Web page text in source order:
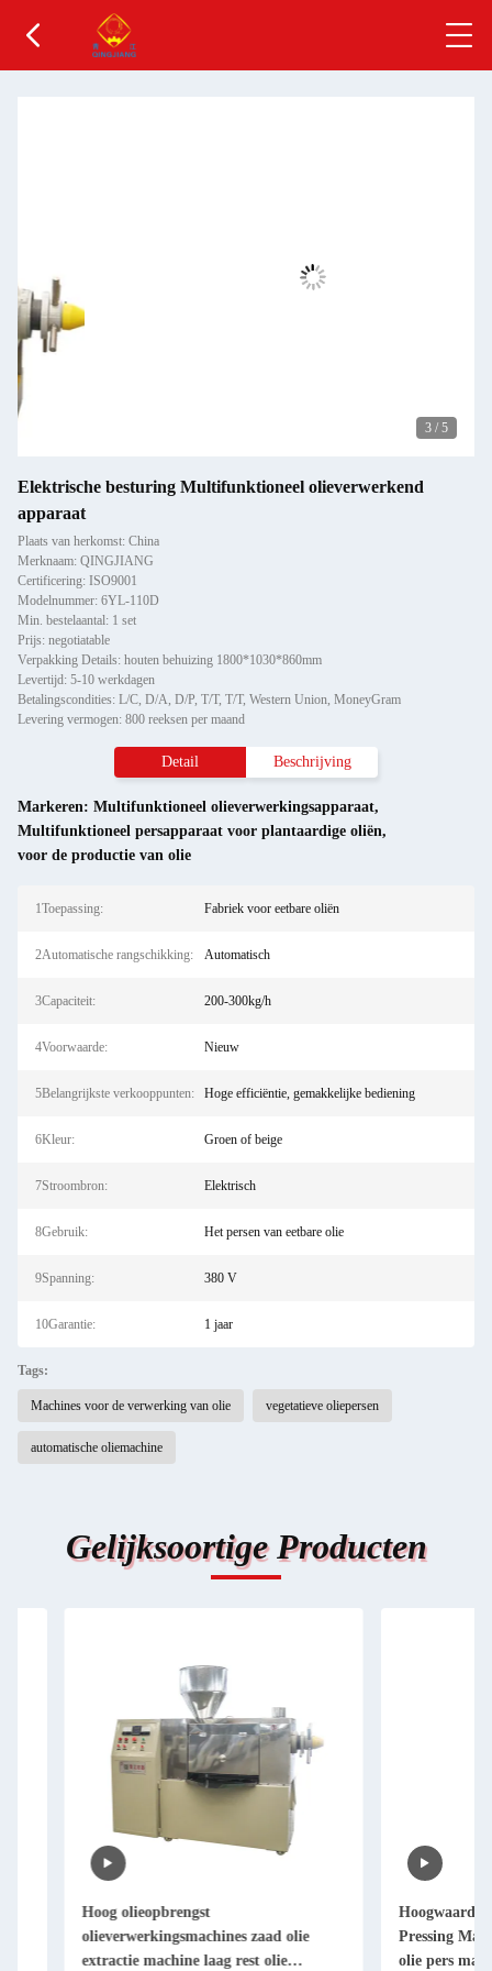
3 / 5
Elektrische besturing Multifunktioneel olieverwerkend
apparaat
Plaats van herkomst: China
Merknaam: QINGJIANG
Certificering: ISO9001
Modelnummer: 6YL-110D
Min. bestelaantal: 1 set
Prijs: negotiatable
Verpakking Details: houten behuizing 1800*1030*860mm
Levertijd: 5-10 werkdagen
Betalingscondities: L/C, D/A, D/P, T/T, T/T, Western Union, MoneyGram
Levering vermogen: 800 reeksen per maand
Detail Beschrijving
Markeren: Multifunktioneel olieverwerkingsapparaat,
Multifunktioneel persapparaat voor plantaardige oliën,
voor de productie van olie
1Toepassing: Fabriek voor eetbare oliën
2Automatische rangschikking: Automatisch
3Capaciteit: 200-300kg/h
4Voorwaarde: Nieuw
5Belangrijkste verkooppunten: Hoge efficiëntie, gemakkelijke bediening
6Kleur: Groen of beige
7Stroombron: Elektrisch
8Gebruik: Het persen van eetbare olie
9Spanning: 380 V
10Garantie: 1 jaar
Tags:
Machines voor de verwerking van olie vegetatieve oliepersen
automatische oliemachine
Gelijksoortige Producten
Hoog olieopbrengst
olieverwerkingsmachines zaad olie
extractie machine laag rest olie
Hoogwaardige
Pressing Machinery
olie pers machine